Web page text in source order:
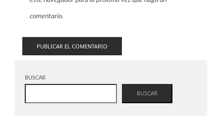
comentario.
BUSCAR
BUSCAR